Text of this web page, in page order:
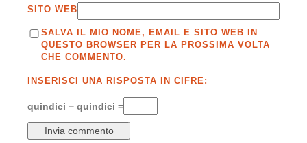
SITO WEB
SALVA IL MIO NOME, EMAIL E SITO WEB IN
QUESTO BROWSER PER LA PROSSIMA VOLTA
CHE COMMENTO.
INSERISCI UNA RISPOSTA IN CIFRE:
quindici − quindici =